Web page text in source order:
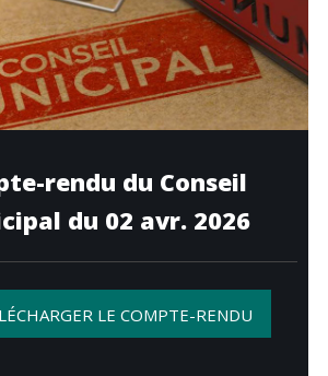
rendu du Conseil
du 02 avr. 2026
LE COMPTE-RENDU